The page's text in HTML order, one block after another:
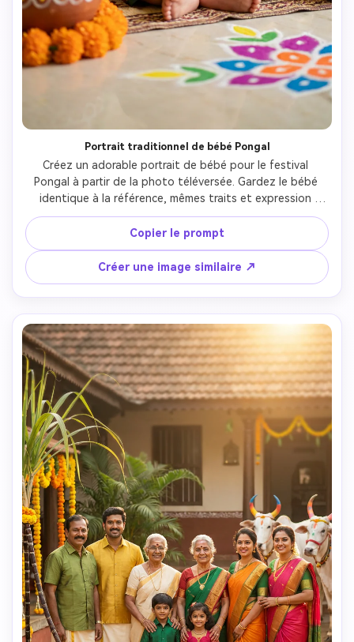
Portrait traditionnel de bébé Pongal
Créez un adorable portrait de bébé pour le festival
Pongal à partir de la photo téléversée. Gardez le bébé
identique à la référence, mêmes traits et expression
innocente. Habillez-le en tenue traditionnelle sud-
indienne—petit dhoti ou pavadai en soie colorée avec
bordure dorée. Accessoirisez avec petits bijoux (mini-
bracelets), bindi décoratif. Positionnez le bébé près
d’éléments Pongal traditionnels : pot d’argile décoré,
motifs kolam ou décorations florales. Arrière-plan :
intérieur chaleureux sud-indien, lumière douce naturelle et
arrière-plan flouté pour la mise en valeur. Ajouter cannes
à sucre, fleurs de soucis, récipients en laiton. Lumière
douce, ombres légères, qualité professionnelle de photo
bébé. Faible profondeur de champ centrée sur le bébé,
esthétique Instagram mignonne. Détail ultra-réaliste du
grain de peau—pas d’effet artificiel, capture la joie
Copier le prompt
Créer une image similaire ↗